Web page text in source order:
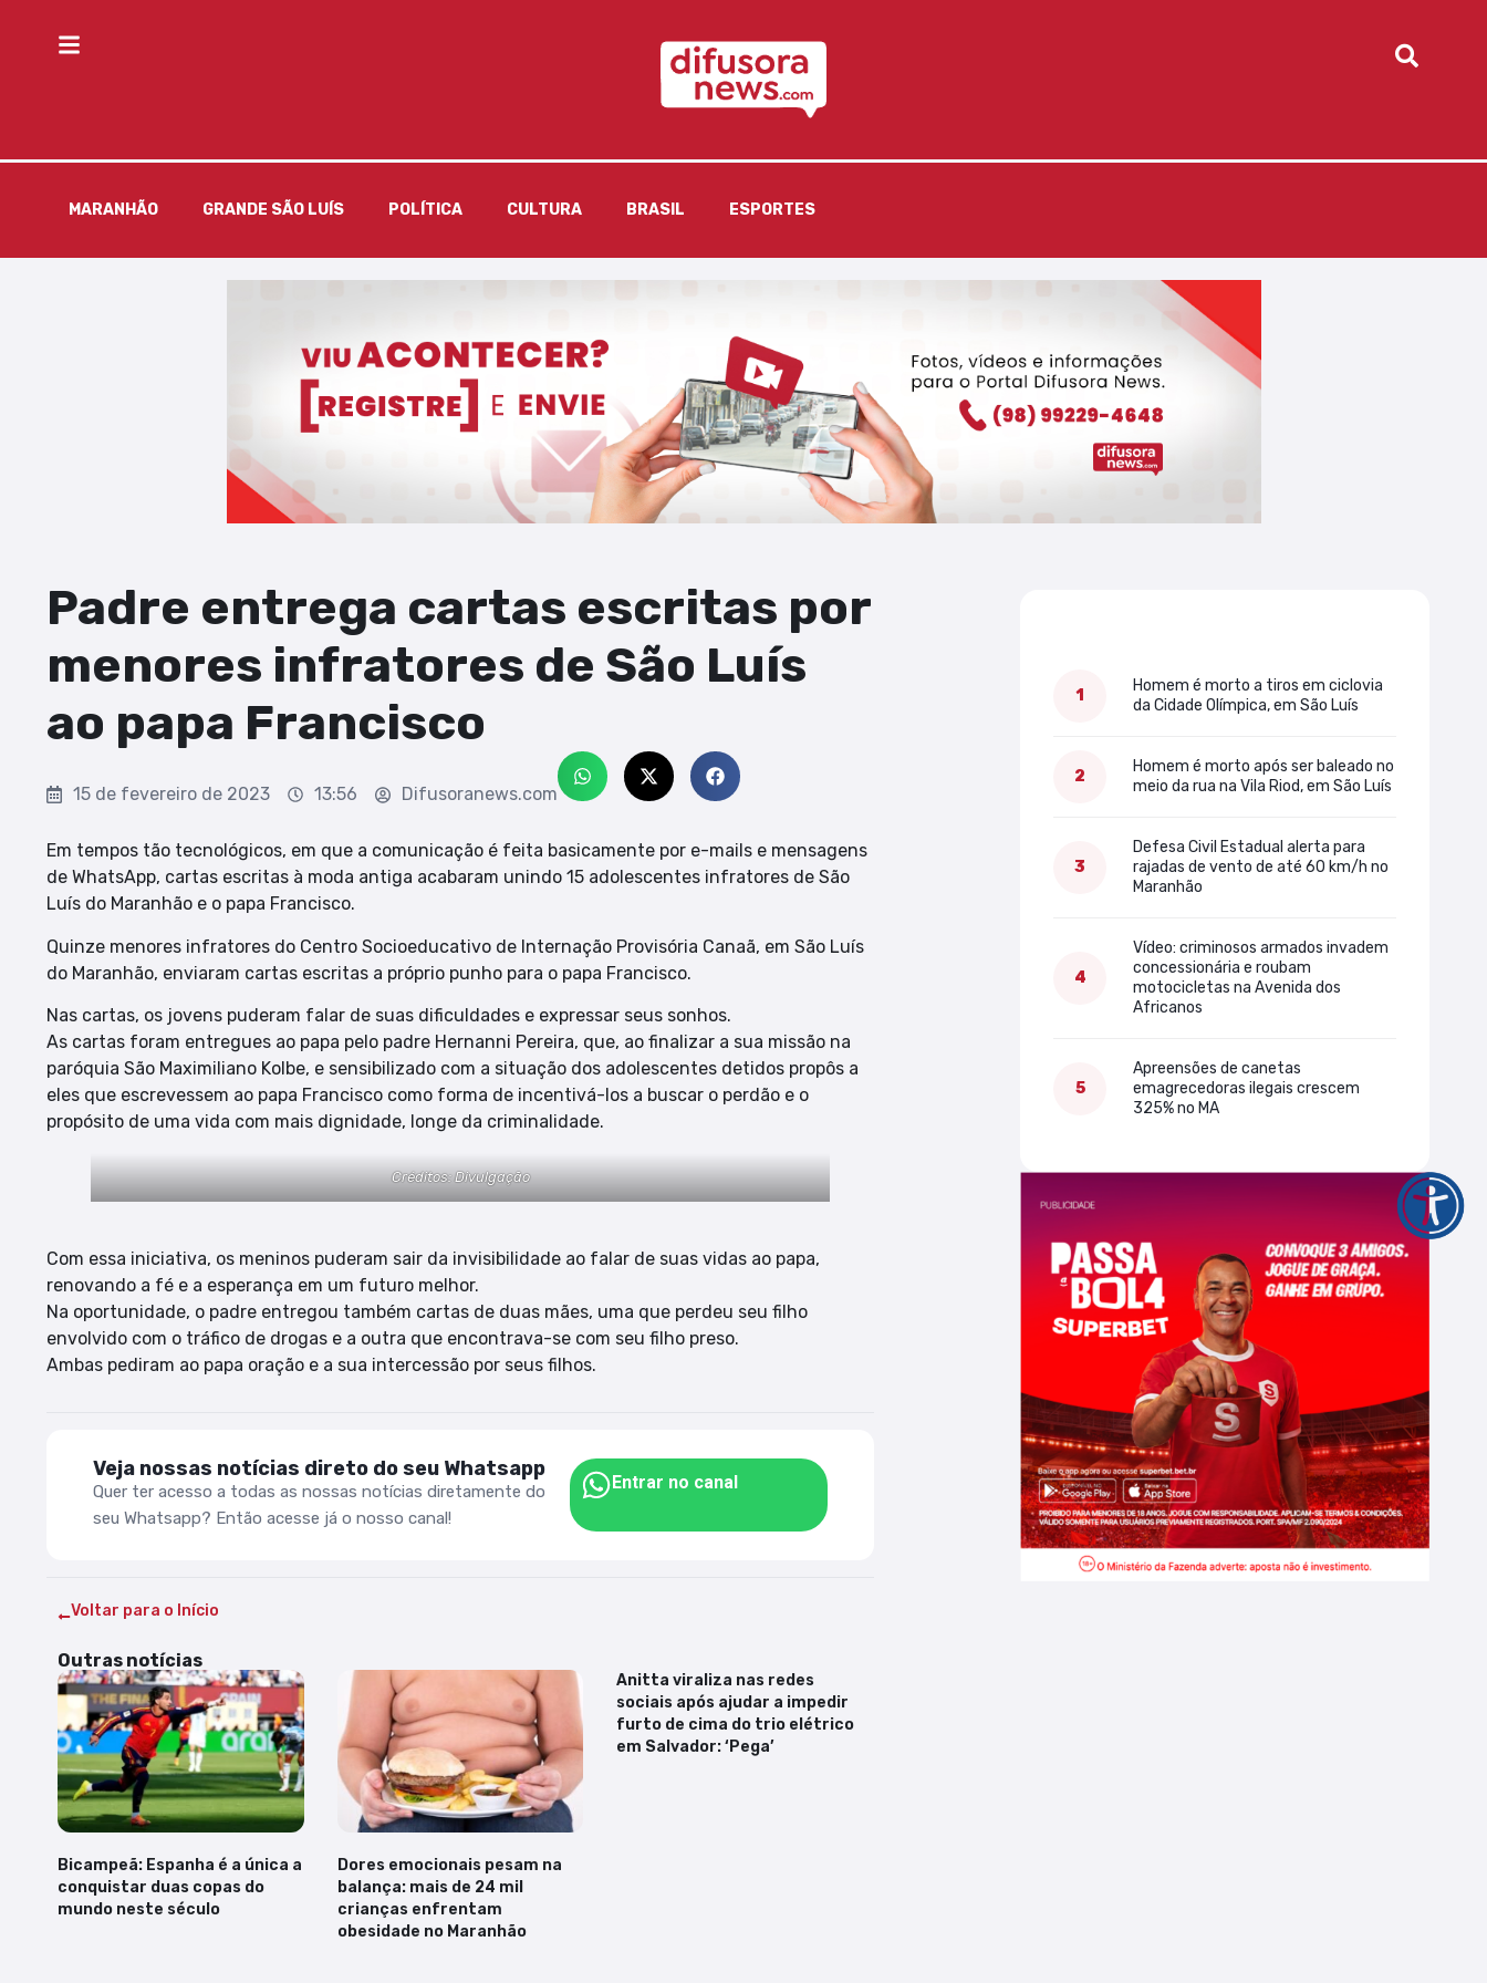
MARANHÃO GRANDE SÃO LUÍS POLÍTICA CULTURA BRASIL ESPORTES
Padre entrega cartas escritas por
menores infratores de São Luís
ao papa Francisco
15 de fevereiro de 2023 13:56 Difusoranews.com
Em tempos tão tecnológicos, em que a comunicação é feita basicamente por e-mails e mensagens
de WhatsApp, cartas escritas à moda antiga acabaram unindo 15 adolescentes infratores de São
Luís do Maranhão e o papa Francisco.
Quinze menores infratores do Centro Socioeducativo de Internação Provisória Canaã, em São Luís
do Maranhão, enviaram cartas escritas a próprio punho para o papa Francisco.
Nas cartas, os jovens puderam falar de suas dificuldades e expressar seus sonhos.
As cartas foram entregues ao papa pelo padre Hernanni Pereira, que, ao finalizar a sua missão na
paróquia São Maximiliano Kolbe, e sensibilizado com a situação dos adolescentes detidos propôs a
eles que escrevessem ao papa Francisco como forma de incentivá-los a buscar o perdão e o
propósito de uma vida com mais dignidade, longe da criminalidade.
Créditos: Divulgação
Com essa iniciativa, os meninos puderam sair da invisibilidade ao falar de suas vidas ao papa,
renovando a fé e a esperança em um futuro melhor.
Na oportunidade, o padre entregou também cartas de duas mães, uma que perdeu seu filho
envolvido com o tráfico de drogas e a outra que encontrava-se com seu filho preso.
Ambas pediram ao papa oração e a sua intercessão por seus filhos.
Veja nossas notícias direto do seu Whatsapp
Quer ter acesso a todas as nossas notícias diretamente do
seu Whatsapp? Então acesse já o nosso canal!
Entrar no canal
Voltar para o Início
Outras notícias
Bicampeã: Espanha é a única a
conquistar duas copas do
mundo neste século
Dores emocionais pesam na
balança: mais de 24 mil
crianças enfrentam
obesidade no Maranhão
Anitta viraliza nas redes
sociais após ajudar a impedir
furto de cima do trio elétrico
em Salvador: ‘Pega’
Homem é morto a tiros em ciclovia
da Cidade Olímpica, em São Luís
Homem é morto após ser baleado no
meio da rua na Vila Riod, em São Luís
Defesa Civil Estadual alerta para
rajadas de vento de até 60 km/h no
Maranhão
Vídeo: criminosos armados invadem
concessionária e roubam
motocicletas na Avenida dos
Africanos
Apreensões de canetas
emagrecedoras ilegais crescem
325% no MA